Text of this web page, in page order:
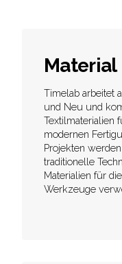
Material
Timelab arbeitet
und Neu und
Textilmaterialien
modernen
Projekten
traditionelle
Materialien für
Werkzeuge